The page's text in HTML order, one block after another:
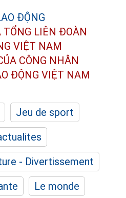
TỔNG LIÊN ĐOÀN
VIỆT NAM
CÔNG NHÂN
ĐỘNG VIỆT NAM
Jeu de sport
- Divertissement
Le monde